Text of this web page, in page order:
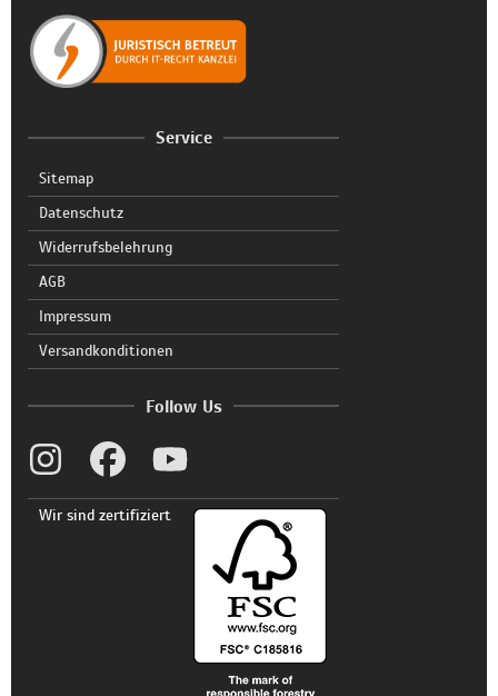
Service
Sitemap
Datenschutz
Widerrufsbelehrung
AGB
Impressum
Versandkonditionen
Follow Us
Wir sind zertifiziert